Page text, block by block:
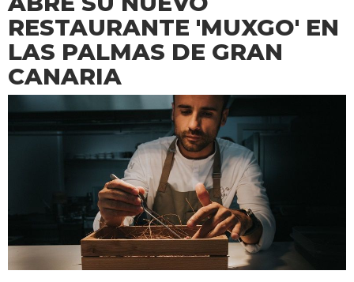
RESTAURANTE 'MUXGO' EN
LAS PALMAS DE GRAN
CANARIA